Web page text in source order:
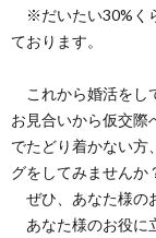
※だいたい30%く
ております。
これから婚活をし
お見合いから仮交際
でたどり着かない方
グをしてみませんか
ぜひ、あなた様の
あなた様のお役に